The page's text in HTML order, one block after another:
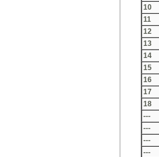
10
11
12
13
14
15
16
17
18
---
---
---
---